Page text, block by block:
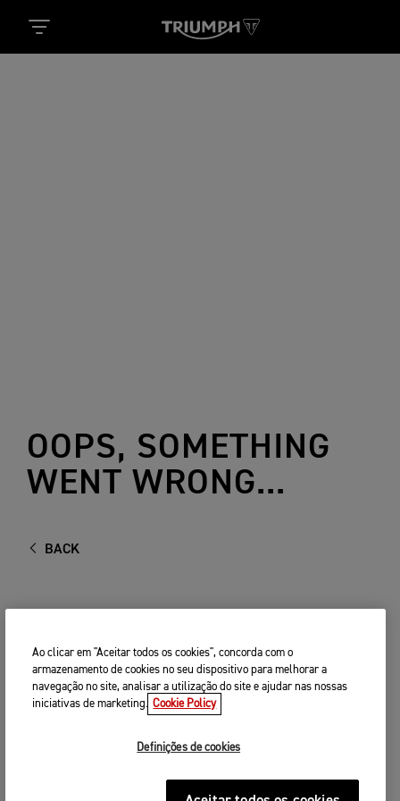
OOPS, SOMETHING
WENT WRONG...
BACK
Ao clicar em "Aceitar todos os cookies", concorda com o
armazenamento de cookies no seu dispositivo para melhorar a
navegação no site, analisar a utilização do site e ajudar nas nossas
iniciativas de marketing. Cookie Policy
Definições de cookies